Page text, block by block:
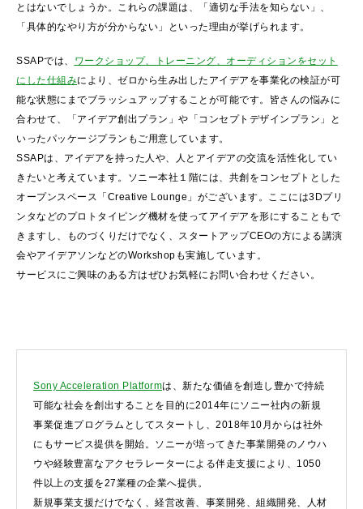
とはないでしょうか。これらの課題は、「適切な手法を知らない」、
「具体的なやり方が分からない」といった理由が挙げられます。
SSAPでは、
ワークショップ、トレーニング、オーディションをセット
にした仕組みにより、ゼロから生み出したアイデアを事業化の検証が可
能な状態にまでブラッシュアップすることが可能です。皆さんの悩みに
合わせて、「アイデア創出プラン」や「コンセプトデザインプラン」と
いったパッケージプランもご用意しています。
SSAPは、アイデアを持った人や、人とアイデアの交流を活性化してい
きたいと考えています。ソニー本社１階には、共創をコンセプトとした
オープンスペース「Creative Lounge」がございます。ここには3Dプリ
ンタなどのプロトタイピング機材を使ってアイデアを形にすることもで
きますし、ものづくりだけでなく、スタートアップCEOの方による講演
会やアイデアソンなどのWorkshopも実施しています。
サービスにご興味のある方はぜひお気軽にお問い合わせください。
Sony Acceleration Platformは、新たな価値を創造し豊かで持続
可能な社会を創出することを目的に2014年にソニー社内の新規
事業促進プログラムとしてスタートし、2018年10月からは社外
にもサービス提供を開始。ソニーが培ってきた事業開発のノウハ
ウや経験豊富なアクセラレーターによる伴走支援により、1050
件以上の支援を27業種の企業へ提供。
新規事業支援だけでなく、経営改善、事業開発、組織開発、人材